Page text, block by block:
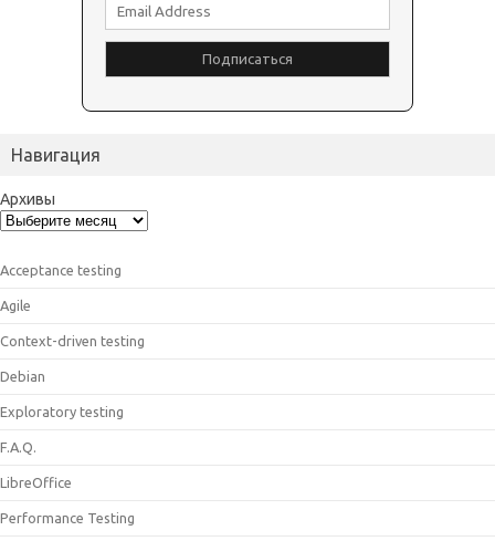
Навигация
Архивы
Acceptance testing
Agile
Context-driven testing
Debian
Exploratory testing
F.A.Q.
LibreOffice
Performance Testing